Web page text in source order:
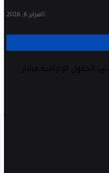
فبراير 6, 2026
الحقول الإلزامية مشار